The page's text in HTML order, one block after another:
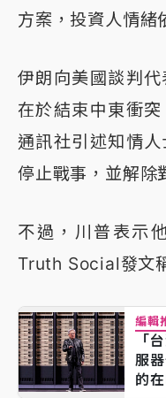
方案，投資人情緒
伊朗向美國談判
在於結束中東衝
通訊社引述知情
停止戰事，並解除
不過，川普表示
Truth Social發文
編輯
「
服
的